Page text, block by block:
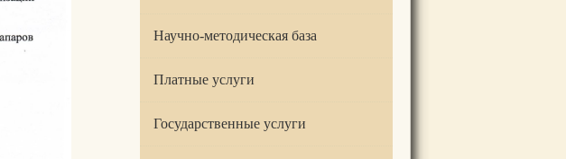
Научно-методическая база
Платные услуги
Государственные услуги